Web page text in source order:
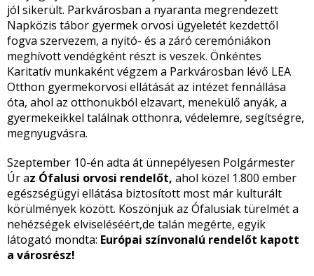
jól sikerült. Parkvárosban a nyaranta megrendezett
Napközis tábor gyermek orvosi ügyeletét kezdettől
fogva szervezem, a nyitó- és a záró ceremóniákon
meghívott vendégként részt is veszek. Önkéntes
Karitatív munkaként végzem a Parkvárosban lévő LEA
Otthon gyermekorvosi ellátását az intézet fennállása
óta, ahol az otthonukból elzavart, menekülő anyák, a
gyermekeikkel találnak otthonra, védelemre, segítségre,
megnyugvásra.
Szeptember 10-én adta át ünnepélyesen Polgármester
Úr az Ófalusi orvosi rendelőt, ahol közel 1.800 ember
egészségügyi ellátása biztosított most már kulturált
körülmények között. Köszönjük az Ófalusiak türelmét a
nehézségek elviseléséért,de talán megérte, egyik
látogató mondta: Európai színvonalú rendelőt kapott
a városrész!